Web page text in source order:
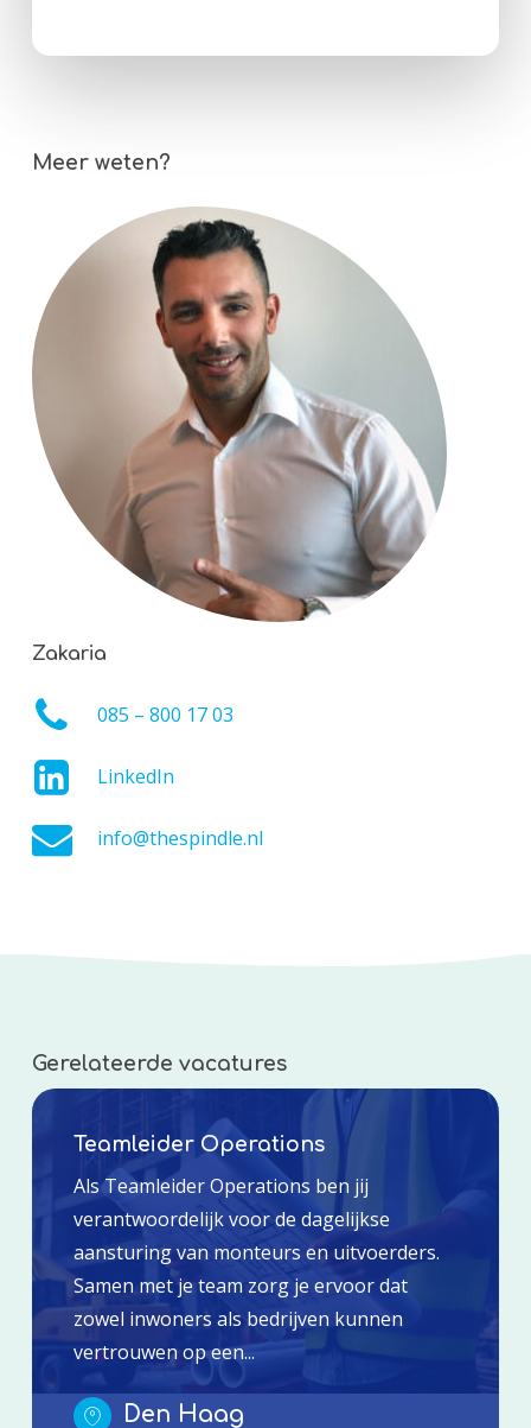
Meer weten?
Zakaria
085 – 800 17 03
LinkedIn
info@thespindle.nl
Gerelateerde vacatures
Teamleider Operations
Als Teamleider Operations ben jij
verantwoordelijk voor de dagelijkse
aansturing van monteurs en uitvoerders.
Samen met je team zorg je ervoor dat
zowel inwoners als bedrijven kunnen
vertrouwen op een...
Den Haag